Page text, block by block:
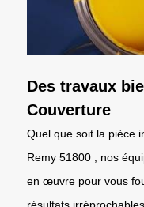
Des travaux
Couverture
Quel que soit la pièce
Remy 51800 ; nos
en œuvre pour vous
résultats